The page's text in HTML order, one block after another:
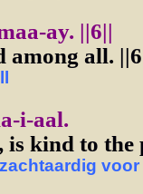
ay. ||6||
among all.
i-aal.
kind to the